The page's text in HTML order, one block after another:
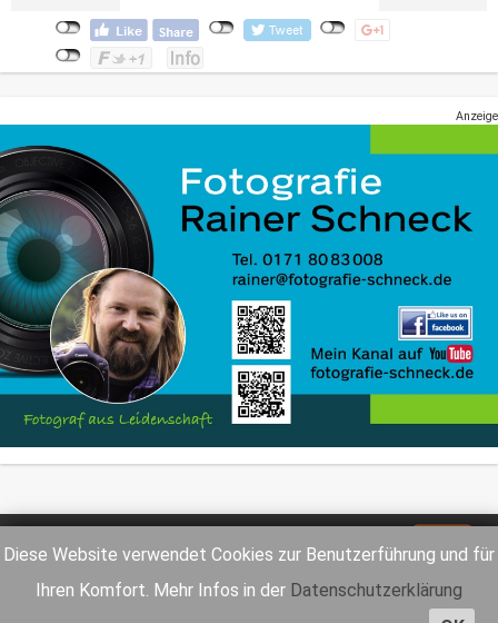
Diese Website verwendet Cookies zur Benutzerführung und für
Ihren Komfort. Mehr Infos in der Datenschutzerklärung
Anzeige